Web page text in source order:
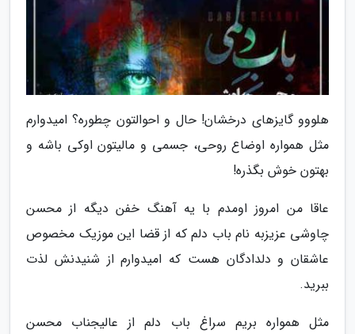
هلووو گایزهای درخشان! حال و احوالتون چطوره؟ امیدوارم
مثل همواره اوضاع روحی، جسمی و مالیتون اوکی باشه و
بهتون خوش بگذره!
عاقا من امروز اومدم با یه آهنگ خفن دیگه از محسن
چاوشی عزیزبه نام باب دلم که از قضا این موزیک مخصوص
عاشقان و دلدادگان هست که امیدوارم از شنیدنش لذت
ببرید.
مثل همواره بریم سراغ باب دلم از عالیجناب محسن